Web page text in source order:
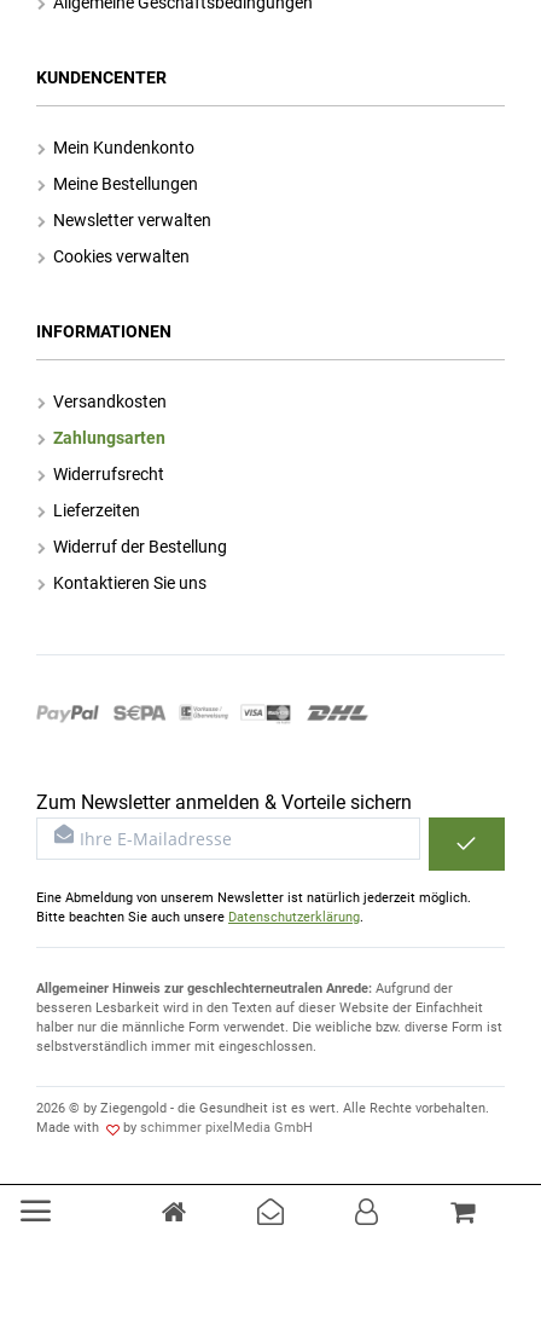
KUNDENCENTER
Mein Kundenkonto
Meine Bestellungen
Newsletter verwalten
Cookies verwalten
INFORMATIONEN
Versandkosten
Zahlungsarten
Widerrufsrecht
Lieferzeiten
Widerruf der Bestellung
Kontaktieren Sie uns
Zum Newsletter anmelden & Vorteile sichern
Eine Abmeldung von unserem Newsletter ist natürlich jederzeit möglich.
Bitte beachten Sie auch unsere Datenschutzerklärung.
Allgemeiner Hinweis zur geschlechterneutralen Anrede: Aufgrund der
besseren Lesbarkeit wird in den Texten auf dieser Website der Einfachheit
halber nur die männliche Form verwendet. Die weibliche bzw. diverse Form ist
selbstverständlich immer mit eingeschlossen.
2026 © by Ziegengold - die Gesundheit ist es wert. Alle Rechte vorbehalten.
Made with
by schimmer pixelMedia GmbH